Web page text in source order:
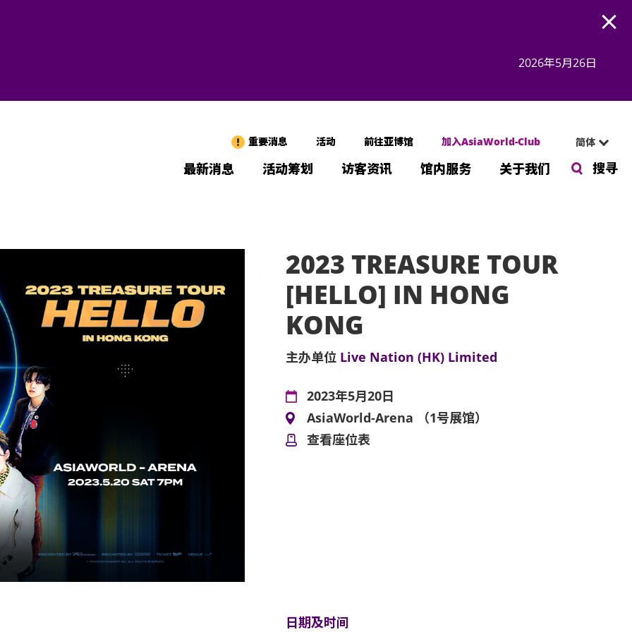
2026年5月26日
重要消息 活动 前往亚博馆 加入AsiaWorld-Club 简体
最新消息 活动筹划 访客资讯 馆内服务 关于我们 搜寻
2023 TREASURE TOUR
[HELLO] IN HONG
KONG
主办单位 Live Nation (HK) Limited
2023年5月20日
AsiaWorld-Arena （1号展馆）
查看座位表
日期及时间